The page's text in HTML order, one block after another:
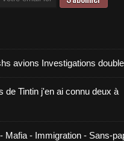
avions Investigations
de Tintin j'en ai connu deux à
Mafia - Immigration - Sans-